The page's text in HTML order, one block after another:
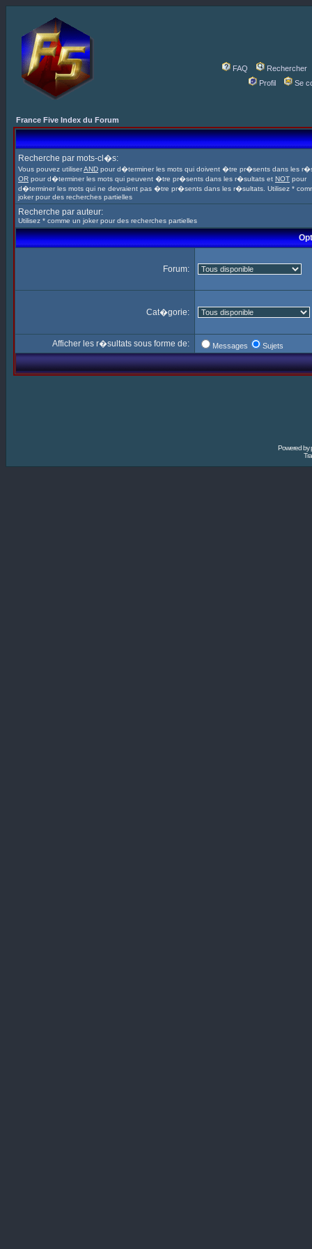
FAQ
Rechercher
Profil
Se
France Five Index du Forum
Recherche par mots-cl�s:
Vous pouvez utiliserAND pour d�terminer les mots qui doivent �tre pr�sents dans les
OR pour d�terminer les mots qui peuvent �tre pr�sents dans les r�sultats et NOT pour
d�terminer les mots qui ne devraient pas �tre pr�sents dans les r�sultats. Utilisez *
joker pour des recherches partielles
Recherche par auteur:
Utilisez * comme un joker pour des recherches partielles
Forum:
Cat�gorie:
Afficher les r�sultats sous forme de: Messages Sujets
Powered by